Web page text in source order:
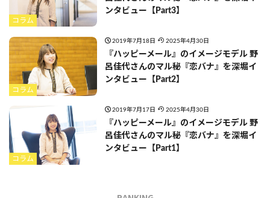
コラム
ンタビュー【Part3】
コラム
2019年7月18日 2025年4月30日
『ハッピーメール』のイメージモデル 野
呂佳代さんのマル秘『恋バナ』を深堀イ
ンタビュー【Part2】
コラム
2019年7月17日 2025年4月30日
『ハッピーメール』のイメージモデル 野
呂佳代さんのマル秘『恋バナ』を深堀イ
ンタビュー【Part1】